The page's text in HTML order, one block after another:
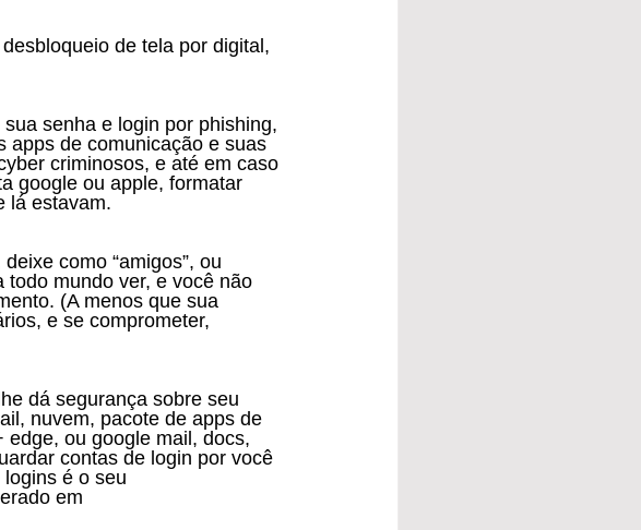
apps de comunicação e suas
criminosos, e até em caso
google ou apple, formatar
lá estavam.
todo mundo ver, e você não
(A menos que sua
e se comprometer,
dá segurança sobre seu
nuvem, pacote de apps de
ou google mail, docs,
contas de login por você
é o seu
em